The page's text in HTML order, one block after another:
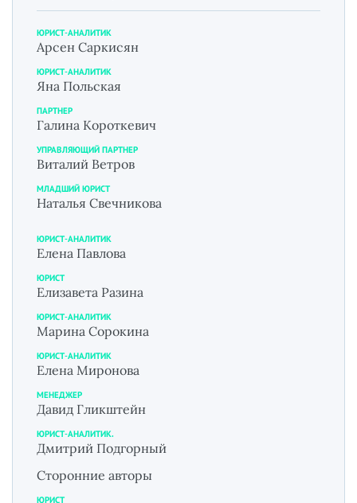
ЮРИСТ-АНАЛИТИК
Арсен Саркисян
ЮРИСТ-АНАЛИТИК
Яна Польская
ПАРТНЕР
Галина Короткевич
УПРАВЛЯЮЩИЙ ПАРТНЕР
Виталий Ветров
МЛАДШИЙ ЮРИСТ
Наталья Свечникова
ЮРИСТ-АНАЛИТИК
Елена Павлова
ЮРИСТ
Елизавета Разина
ЮРИСТ-АНАЛИТИК
Марина Сорокина
ЮРИСТ-АНАЛИТИК
Елена Миронова
МЕНЕДЖЕР
Давид Гликштейн
ЮРИСТ-АНАЛИТИК.
Дмитрий Подгорный
Сторонние авторы
ЮРИСТ